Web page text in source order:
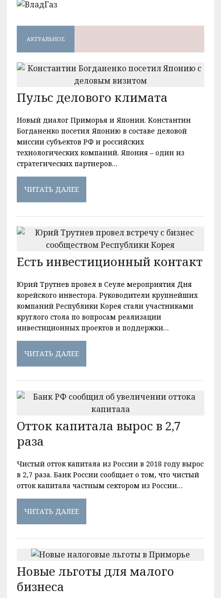
АКТУАЛЬНОЕ
Пульс делового климата
Новый диалог Приморья и Японии. Константин
Богданенко посетил Японию в составе деловой
миссии субъектов РФ и российских
технологических компаний. Япония – один из
стратегических партнеров…
ЧИТАТЬ ДАЛЕЕ
Есть инвестиционный контакт
Юрий Трутнев провел в Сеуле мероприятия Дня
корейского инвестора. Руководители крупнейших
компаний Республики Корея стали участниками
круглого стола по вопросам реализации
инвестиционных проектов и поддержки…
ЧИТАТЬ ДАЛЕЕ
Отток капитала вырос в 2,7
раза
Чистый отток капитала из России в 2018 году вырос
в 2,7 раза. Банк России сообщает о том, что чистый
отток капитала частным сектором из России…
ЧИТАТЬ ДАЛЕЕ
Новые льготы для малого
бизнеса